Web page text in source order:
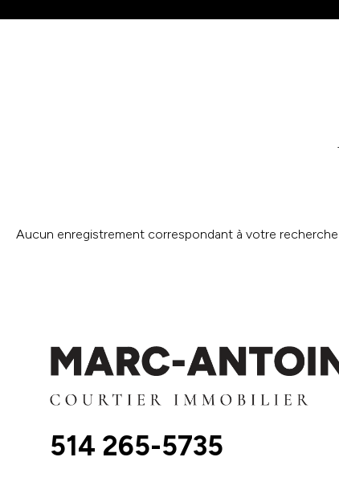
Aucun enregistrement correspondant à votre recherche
514 265-5735